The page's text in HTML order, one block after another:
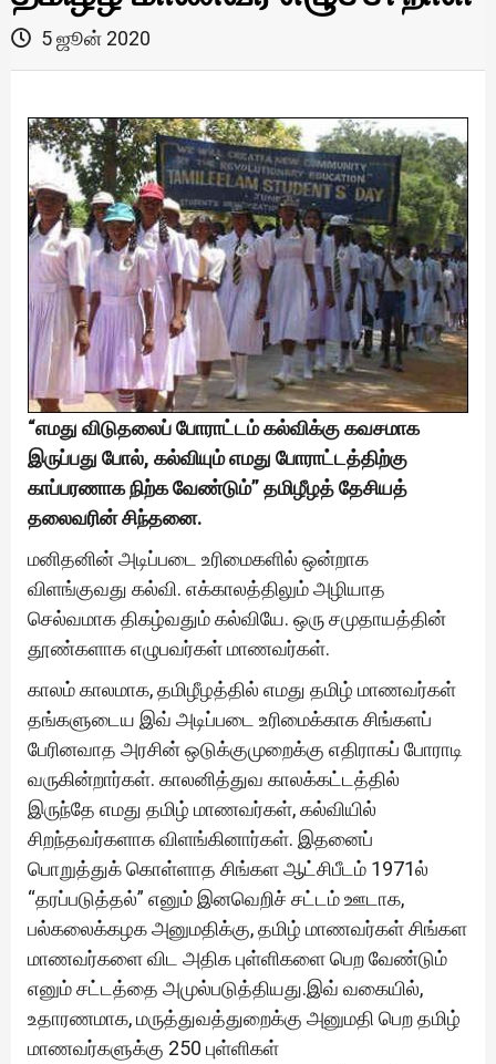
5 ஜூன் 2020
“எமது விடுதலைப் போராட்டம் கல்விக்கு கவசமாக
இருப்பது போல், கல்வியும் எமது போராட்டத்திற்கு
காப்பரணாக நிற்க வேண்டும்” தமிழீழத் தேசியத்
தலைவரின் சிந்தனை.
மனிதனின் அடிப்படை உரிமைகளில் ஒன்றாக
விளங்குவது கல்வி. எக்காலத்திலும் அழியாத
செல்வமாக திகழ்வதும் கல்வியே. ஒரு சமுதாயத்தின்
தூண்களாக எழுபவர்கள் மாணவர்கள்.
காலம் காலமாக, தமிழீழத்தில் எமது தமிழ் மாணவர்கள்
தங்களுடைய இவ் அடிப்படை உரிமைக்காக சிங்களப்
பேரினவாத அரசின் ஒடுக்குமுறைக்கு எதிராகப் போராடி
வருகின்றார்கள். காலனித்துவ காலக்கட்டத்தில்
இருந்தே எமது தமிழ் மாணவர்கள், கல்வியில்
சிறந்தவர்களாக விளங்கினார்கள். இதனைப்
பொறுத்துக் கொள்ளாத சிங்கள ஆட்சிபீடம் 1971ல்
“தரப்படுத்தல்” எனும் இனவெறிச் சட்டம் ஊடாக,
பல்கலைக்கழக அனுமதிக்கு, தமிழ் மாணவர்கள் சிங்கள
மாணவர்களை விட அதிக புள்ளிகளை பெற வேண்டும்
எனும் சட்டத்தை அமுல்படுத்தியது.இவ் வகையில்,
உதாரணமாக, மருத்துவத்துறைக்கு அனுமதி பெற தமிழ்
மாணவர்களுக்கு 250 புள்ளிகள்